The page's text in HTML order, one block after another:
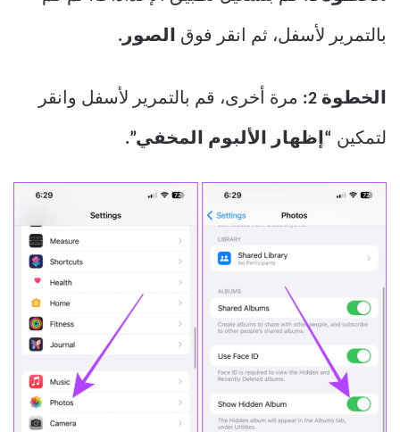
بالتمرير لأسفل، ثم انقر فوق الصور.
الخطوة 2: مرة أخرى، قم بالتمرير لأسفل وانقر
لتمكين “إظهار الألبوم المخفي”.